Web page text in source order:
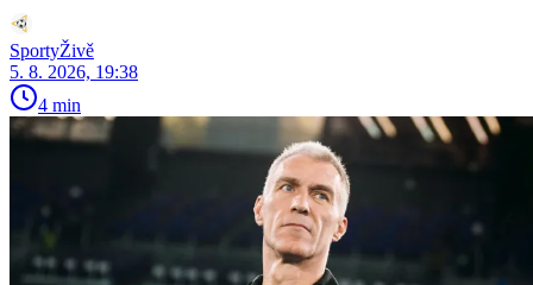
SportyŽivě
5. 8. 2026, 19:38
4 min